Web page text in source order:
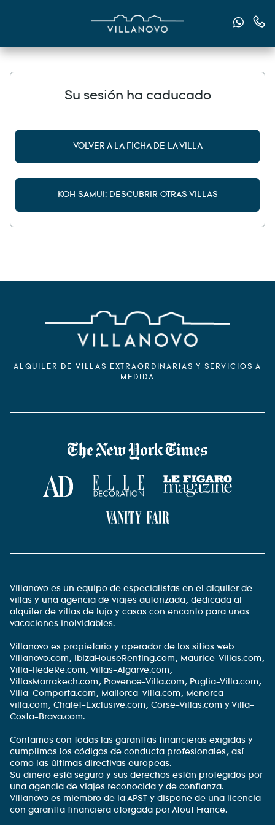
Su sesión ha caducado
VOLVER A LA FICHA DE LA VILLA
KOH SAMUI: DESCUBRIR OTRAS VILLAS
ALQUILER DE VILLAS EXTRAORDINARIAS Y SERVICIOS A
MEDIDA
VILLANOVO DANS LA PRESSE
The New York Times
AD MagazineELLE Décoration Le Figaro Magazine
Vanity Fair
Villanovo es un equipo de especialistas en el alquiler de
villas y una agencia de viajes autorizada, dedicada al
alquiler de villas de lujo y casas con encanto para unas
vacaciones inolvidables.
Villanovo es propietario y operador de los sitios web
Villanovo.com, IbizaHouseRenting.com, Maurice-Villas.com,
Villa-IledeRe.com, Villas-Algarve.com,
VillasMarrakech.com, Provence-Villa.com, Puglia-Villa.com,
Villa-Comporta.com, Mallorca-villa.com, Menorca-
villa.com, Chalet-Exclusive.com, Corse-Villas.com y Villa-
Costa-Brava.com.
Contamos con todas las garantías financieras exigidas y
cumplimos los códigos de conducta profesionales, así
como las últimas directivas europeas.
Su dinero está seguro y sus derechos están protegidos por
una agencia de viajes reconocida y de confianza.
Villanovo es miembro de la APST y dispone de una licencia
con garantía financiera otorgada por Atout France.